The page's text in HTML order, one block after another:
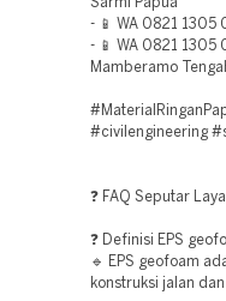
Sarmi Papua
- 📱 WA 0821 1305
- 📱 WA 0821 1305
Mamberamo
#civilengineering
❓ FAQ Seputar
❓ Definisi EPS
🔹 EPS geofoam
konstruksi jalan